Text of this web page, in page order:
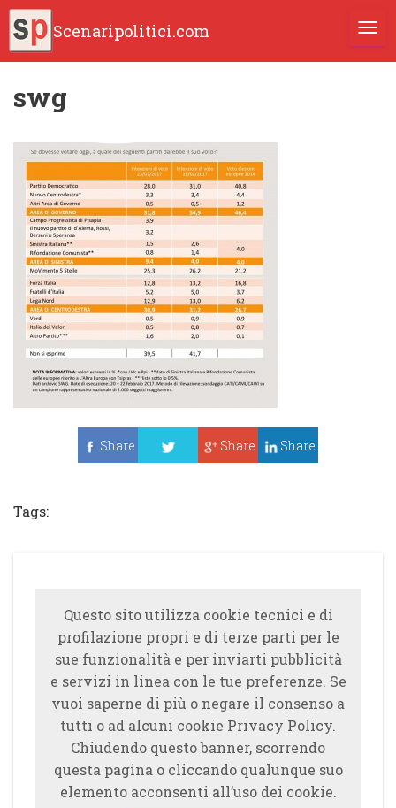
Scenaripolitici.com
swg
Share
Share Share
Tags:
Questo sito utilizza cookie tecnici e di
profilazione propri e di terze parti per le
sue funzionalità e per inviarti pubblicità
e servizi in linea con le tue preferenze. Se
vuoi saperne di più o negare il consenso a
tutti o ad alcuni cookie Privacy Policy.
Chiudendo questo banner, scorrendo
questa pagina o cliccando qualunque suo
elemento acconsenti all’uso dei cookie.